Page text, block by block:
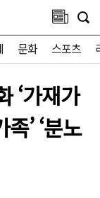
문화 스포츠
‘가재가
’ ‘분노